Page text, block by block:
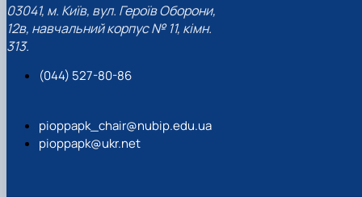
03041, м. Київ, вул. Героїв Оборони,
12в, навчальний корпус № 11, кімн.
313.
(044) 527-80-86
pioppapk_chair@nubip.edu.ua
pioppapk@ukr.net